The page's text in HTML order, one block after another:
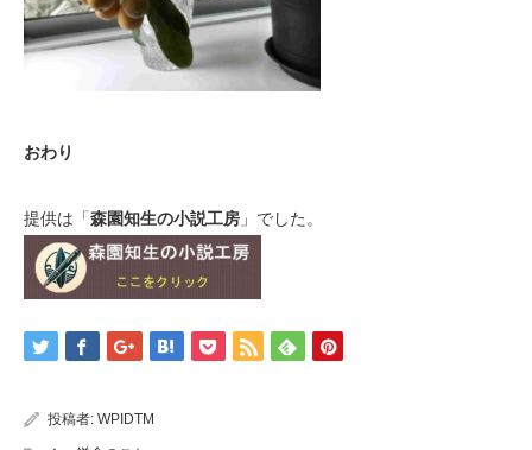
おわり
提供は「森園知生の小説工房 」でした。
投稿者: WPIDTM